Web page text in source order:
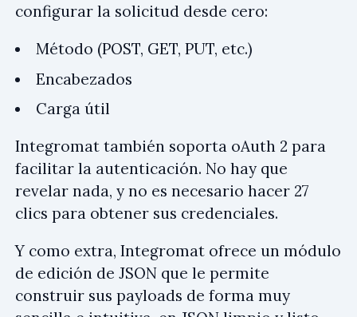
configurar la solicitud desde cero:
Método (POST, GET, PUT, etc.)
Encabezados
Carga útil
Integromat también soporta oAuth 2 para
facilitar la autenticación. No hay que
revelar nada, y no es necesario hacer 27
clics para obtener sus credenciales.
Y como extra, Integromat ofrece un módulo
de edición de JSON que le permite
construir sus payloads de forma muy